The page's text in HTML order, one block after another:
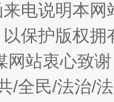
电说明本
保护版权
网站衷心致
/全民/法治/